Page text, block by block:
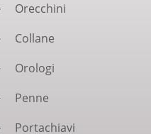
Orecchini
Collane
Orologi
Penne
Portachiavi